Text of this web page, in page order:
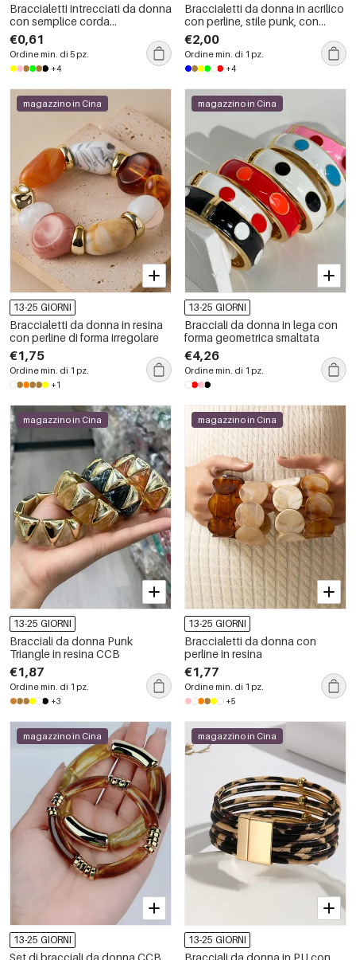
Braccialetti intrecciati da donna
con semplice corda
attorcigliata
€0,61
Ordine min. di 5 pz.
+4
Braccialetti da donna in acrilico
con perline, stile punk, con
forme geometriche e sfumature
di colore.
€2,00
Ordine min. di 1 pz.
+4
magazzino in Cina
13-25 GIORNI
Braccialetti da donna in resina
con perline di forma irregolare
€1,75
Ordine min. di 1 pz.
+1
magazzino in Cina
13-25 GIORNI
Bracciali da donna in lega con
forma geometrica smaltata
€4,26
Ordine min. di 1 pz.
magazzino in Cina
13-25 GIORNI
Bracciali da donna Punk
Triangle in resina CCB
€1,87
Ordine min. di 1 pz.
+3
magazzino in Cina
13-25 GIORNI
Braccialetti da donna con
perline in resina
€1,77
Ordine min. di 1 pz.
+5
magazzino in Cina
13-25 GIORNI
Set di bracciali da donna CCB
magazzino in Cina
13-25 GIORNI
Bracciali da donna in PU con